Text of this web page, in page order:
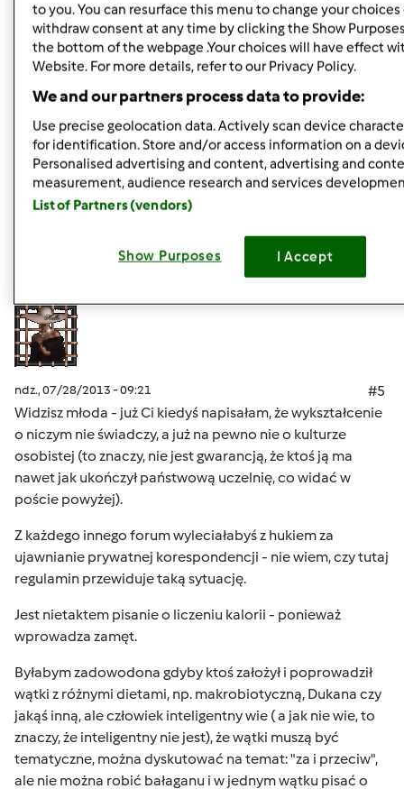
WESZLAM W TEN WATEK NIE MYSLAC NAWET ZE JEST TO
MIEJSCE GDZIE FAKTYCZNIE TY UDZIELASZ PORAD, TAK
PO PROSTU FORUM PRZEGLADAŁAM I ZOBACZYŁAM
TEMAT DIET A ZE TYM SIE INTERESUJE NAPISAŁAM. I TAK
JESTEM PODPADNIETA ALE MAM NADZIEJE ŻE PRZYJMIESZ
PRZEPROSINY.
Góra strony
komentarze
ndz., 07/28/2013 - 09:21
#5
Widzisz młoda - już Ci kiedyś napisałam, że wykształcenie
o niczym nie świadczy, a już na pewno nie o kulturze
osobistej (to znaczy, nie jest gwarancją, że ktoś ją ma
nawet jak ukończył państwową uczelnię, co widać w
poście powyżej).
Z każdego innego forum wyleciałabyś z hukiem za
ujawnianie prywatnej korespondencji - nie wiem, czy tutaj
regulamin przewiduje taką sytuację.
Jest nietaktem pisanie o liczeniu kalorii - ponieważ
wprowadza zamęt.
Byłabym zadowodona gdyby ktoś założył i poprowadził
wątki z różnymi dietami, np. makrobiotyczną, Dukana czy
jakąś inną, ale człowiek inteligentny wie ( a jak nie wie, to
znaczy, że inteligentny nie jest), że wątki muszą być
tematyczne, można dyskutować na temat: "za i przeciw",
ale nie można robić bałaganu i w jednym wątku pisać o
to you. You can resurface this menu to change your choices
withdraw consent at any time by clicking the Show
the bottom of the webpage .Your choices will have effect
Website. For more details, refer to our Privacy Policy.
We and our partners process data to provide:
Use precise geolocation data. Actively scan device
for identification. Store and/or access information on a
Personalised advertising and content, advertising and
measurement, audience research and services
List of Partners (vendors)
Show Purposes I Accept